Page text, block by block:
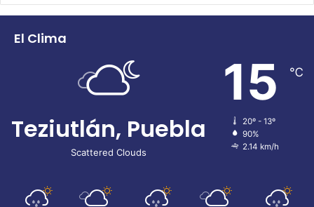
El Clima
Teziutlán, Puebla
Scattered Clouds
15 ℃
20º - 13º
90%
2.14 km/h